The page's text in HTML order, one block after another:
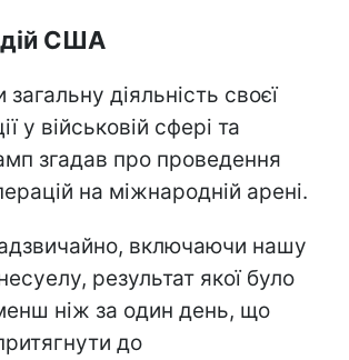
дій США
діяльність своєї
у військовій сфері та
згадав про проведення
на міжнародній арені.
включаючи нашу
результат якої було
ніж за один день, що
до